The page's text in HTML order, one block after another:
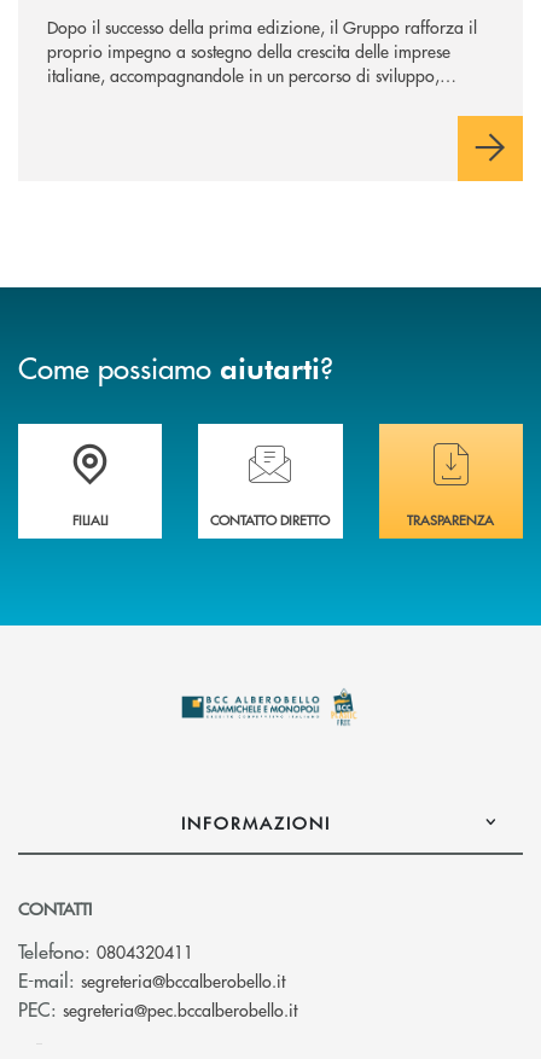
Dopo il successo della prima edizione, il Gruppo rafforza il
proprio impegno a sostegno della crescita delle imprese
italiane, accompagnandole in un percorso di sviluppo,
Come possiamo aiutarti?
Trova la filiale più vicina a te
FILIALI
Hai bisogno di assistenza immediata ?
CONTATTO DIRETTO
Hai bisogno di
TRASPARENZA
INFORMAZIONI
CONTATTI
Telefono: 0804320411
E-mail: segreteria@bccalberobello.it(si apre l’app di posta
PEC: segreteria@pec.bccalberobello.it(si apre l’app di posta